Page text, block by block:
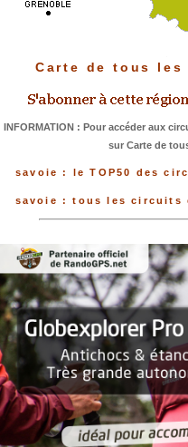
Carte de tous les
INFORMATION : Pour accéder aux
sur Carte de
savoie : le TOP50 des
savoie : tous les circuits